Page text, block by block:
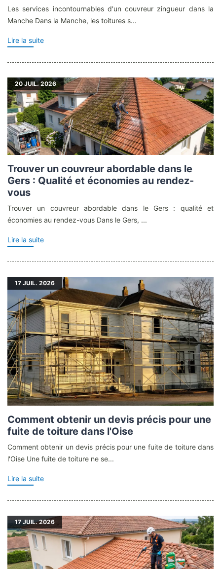
Les services incontournables d'un couvreur zingueur dans la
Manche Dans la Manche, les toitures s...
Lire la suite
20 JUIL. 2026
Trouver un couvreur abordable dans le
Gers : Qualité et économies au rendez-
vous
Trouver un couvreur abordable dans le Gers : qualité et
économies au rendez-vous Dans le Gers, ...
Lire la suite
17 JUIL. 2026
Comment obtenir un devis précis pour une
fuite de toiture dans l'Oise
Comment obtenir un devis précis pour une fuite de toiture dans
l'Oise Une fuite de toiture ne se...
Lire la suite
17JUIL. 2026